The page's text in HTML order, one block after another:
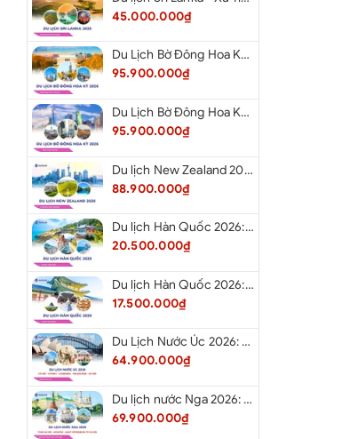
45.000.000₫
Du Lịch Bờ Đông Hoa Kỳ 2026: Washington DC - Philadelphia - New York - Boston - New Hampshire White Mountains - Albany - Niagara Falls - Buffalo - Corning - New York
95.900.000₫
Du Lịch Bờ Đông Hoa Kỳ 2026: New York - Boston - New Hampshire - Artist’s Bluff - Echo Lake Kancamagus Highway - White Mountains - Albany - Buffalo Niagara Falls - Corning - Washington DC
95.900.000₫
Du lịch New Zealand 2026: Tour Auckland - Waitomo - Taupo - Rotorua - Matamata - Hamilton
88.900.000₫
Du lịch Hàn Quốc 2026: Tour Hà Nội - Busan - Gyeongju - Seoul - Đảo Nami - Tàu Điện Ven Biển Haeundae - Cầu Kính Oryukdo - Làng Văn Hóa Huinnyeoul
20.500.000₫
Du lịch Hàn Quốc 2026: Tour Hà Nội - Seoul - Nami - Everland - Painter Show - Thư Viện Sách
17.500.000₫
Du Lịch Nước Úc 2026: Tour Hà Nội - Sydney - Canberra - Melbourne - Hà Nội
64.900.000₫
Du lịch nước Nga 2026: Tour Hà Nội - Moscow - Saint Petersburg từ Hà Nội
69.900.000₫